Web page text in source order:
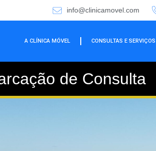
info@clinicamovel.com
A CLÍNICA MÓVEL CONSULTAS E SERVIÇOS
de Consulta